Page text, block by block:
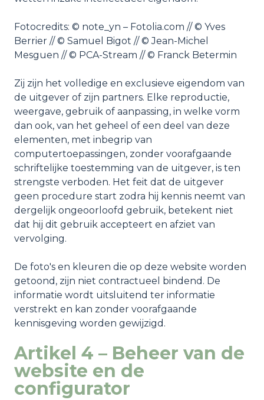
Fotocredits: © note_yn – Fotolia.com // © Yves
Berrier // © Samuel Bigot // © Jean-Michel
Mesguen // © PCA-Stream // © Franck Betermin
Zij zijn het volledige en exclusieve eigendom van
de uitgever of zijn partners. Elke reproductie,
weergave, gebruik of aanpassing, in welke vorm
dan ook, van het geheel of een deel van deze
elementen, met inbegrip van
computertoepassingen, zonder voorafgaande
schriftelijke toestemming van de uitgever, is ten
strengste verboden. Het feit dat de uitgever
geen procedure start zodra hij kennis neemt van
dergelijk ongeoorloofd gebruik, betekent niet
dat hij dit gebruik accepteert en afziet van
vervolging.
De foto's en kleuren die op deze website worden
getoond, zijn niet contractueel bindend. De
informatie wordt uitsluitend ter informatie
verstrekt en kan zonder voorafgaande
kennisgeving worden gewijzigd.
Artikel 4 – Beheer van de
website en de
configurator